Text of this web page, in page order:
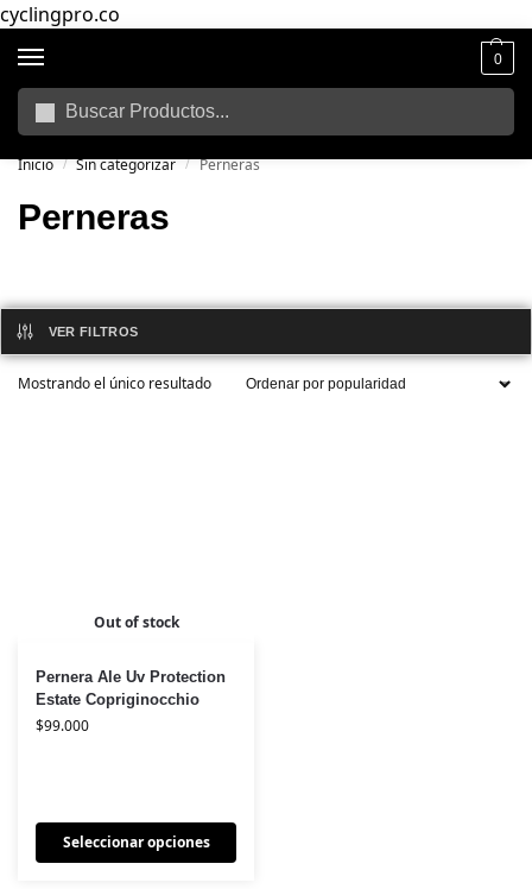
cyclingpro.co
0
🚴‍ Envío gratuito a todo Colombia por compras superiores a $250.000
Inicio / Sin categorizar / Perneras
Perneras
VER FILTROS
Mostrando el único resultado
Out of stock
Pernera Ale Uv Protection
Estate Copriginocchio
$99.000
Seleccionar opciones